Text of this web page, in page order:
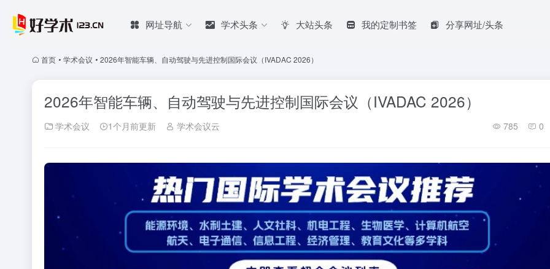
网址导航 学术头条 大站头条 我的定制书签 分享网址/头条
首页 • 学术会议 • 2026年智能车辆、自动驾驶与先进控制国际会议（IVADAC 2026）
2026年智能车辆、自动驾驶与先进控制国际会议（IVADAC 2026）
学术会议 1个月前更新 学术会议云 785 0